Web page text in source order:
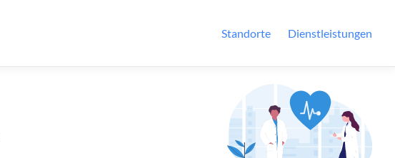
Standorte Dienstleistungen